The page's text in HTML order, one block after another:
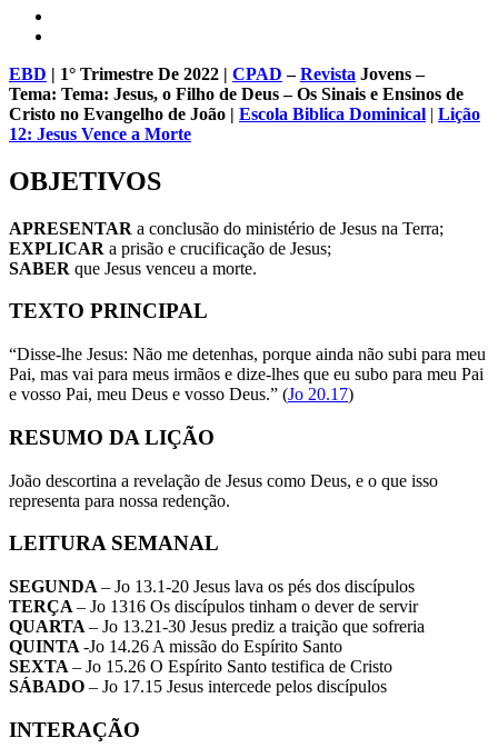
EBD | 1° Trimestre De 2022 | CPAD –Revista Jovens –
Tema: Tema: Jesus, o Filho de Deus – Os Sinais e Ensinos de
Cristo no Evangelho de João | Escola Biblica Dominical | Lição
12: Jesus Vence a Morte
OBJETIVOS
APRESENTAR a conclusão do ministério de Jesus na Terra;
EXPLICAR a prisão e crucificação de Jesus;
SABER que Jesus venceu a morte.
TEXTO PRINCIPAL
“Disse-lhe Jesus: Não me detenhas, porque ainda não subi para meu
Pai, mas vai para meus irmãos e dize-lhes que eu subo para meu Pai
e vosso Pai, meu Deus e vosso Deus.” (Jo 20.17)
RESUMO DA LIÇÃO
João descortina a revelação de Jesus como Deus, e o que isso
representa para nossa redenção.
LEITURA SEMANAL
SEGUNDA – Jo 13.1-20 Jesus lava os pés dos discípulos
TERÇA – Jo 1316 Os discípulos tinham o dever de servir
QUARTA – Jo 13.21-30 Jesus prediz a traição que sofreria
QUINTA -Jo 14.26 A missão do Espírito Santo
SEXTA – Jo 15.26 O Espírito Santo testifica de Cristo
SÁBADO – Jo 17.15 Jesus intercede pelos discípulos
INTERAÇÃO